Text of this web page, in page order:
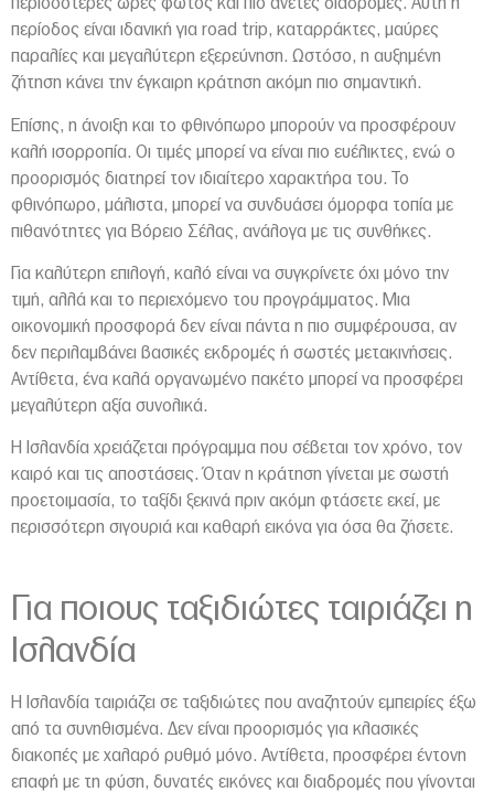
περισσότερες ώρες φωτός και πιο άνετες διαδρομές. Αυτή η
περίοδος είναι ιδανική για road trip, καταρράκτες, μαύρες
παραλίες και μεγαλύτερη εξερεύνηση. Ωστόσο, η αυξημένη
ζήτηση κάνει την έγκαιρη κράτηση ακόμη πιο σημαντική.
Επίσης, η άνοιξη και το φθινόπωρο μπορούν να προσφέρουν
καλή ισορροπία. Οι τιμές μπορεί να είναι πιο ευέλικτες, ενώ ο
προορισμός διατηρεί τον ιδιαίτερο χαρακτήρα του. Το
φθινόπωρο, μάλιστα, μπορεί να συνδυάσει όμορφα τοπία με
πιθανότητες για Βόρειο Σέλας, ανάλογα με τις συνθήκες.
Για καλύτερη επιλογή, καλό είναι να συγκρίνετε όχι μόνο την
τιμή, αλλά και το περιεχόμενο του προγράμματος. Μια
οικονομική προσφορά δεν είναι πάντα η πιο συμφέρουσα, αν
δεν περιλαμβάνει βασικές εκδρομές ή σωστές μετακινήσεις.
Αντίθετα, ένα καλά οργανωμένο πακέτο μπορεί να προσφέρει
μεγαλύτερη αξία συνολικά.
Η Ισλανδία χρειάζεται πρόγραμμα που σέβεται τον χρόνο, τον
καιρό και τις αποστάσεις. Όταν η κράτηση γίνεται με σωστή
προετοιμασία, το ταξίδι ξεκινά πριν ακόμη φτάσετε εκεί, με
περισσότερη σιγουριά και καθαρή εικόνα για όσα θα ζήσετε.
Για ποιους ταξιδιώτες ταιριάζει η
Ισλανδία
Η Ισλανδία ταιριάζει σε ταξιδιώτες που αναζητούν εμπειρίες έξω
από τα συνηθισμένα. Δεν είναι προορισμός για κλασικές
διακοπές με χαλαρό ρυθμό μόνο. Αντίθετα, προσφέρει έντονη
επαφή με τη φύση, δυνατές εικόνες και διαδρομές που γίνονται